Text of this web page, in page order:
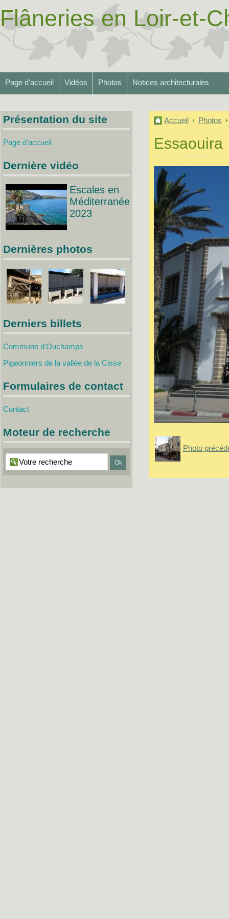
Flâneries en Loir-et-
Page d'accueil Vidéos Photos Notices architecturales
Accueil Photos
Essaouira
Photo
Présentation du site
Page d'accueil
Dernière vidéo
Escales en
Méditerranée
2023
Dernières photos
Derniers billets
Commune d'Ouchamps
Pigeonniers de la vallée de la Cisse
Formulaires de contact
Contact
Moteur de recherche